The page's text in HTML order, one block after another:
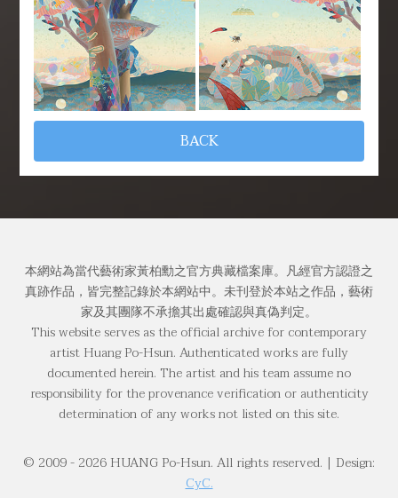
BACK
本網站為當代藝術家黃柏勳之官方典藏檔案庫。凡經官方認證之
真跡作品，皆完整記錄於本網站中。未刊登於本站之作品，藝術
家及其團隊不承擔其出處確認與真偽判定。
This website serves as the official archive for contemporary
artist Huang Po-Hsun. Authenticated works are fully
documented herein. The artist and his team assume no
responsibility for the provenance verification or authenticity
determination of any works not listed on this site.
© 2009 - 2026 HUANG Po-Hsun. All rights reserved. | Design:
CyC.